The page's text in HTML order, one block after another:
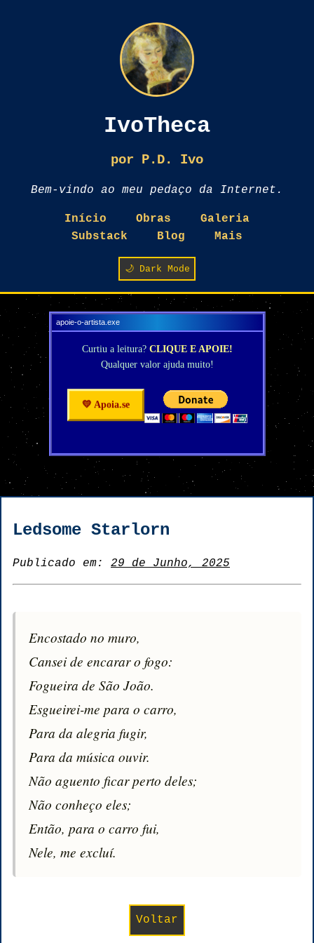
IvoTheca
por P.D. Ivo
Bem-vindo ao meu pedaço da Internet.
Início Obras
Galeria
Substack
Blog Mais
🌙 Dark Mode
apoie-o-artista.exe
Curtiu a leitura? CLIQUE E APOIE!
Qualquer valor ajuda muito!
💛 Apoia.se
Ledsome Starlorn
Publicado em: 29 de Junho, 2025
Encostado no muro,
Cansei de encarar o fogo:
Fogueira de São João.
Esgueirei-me para o carro,
Para da alegria fugir,
Para da música ouvir.
Não aguento ficar perto deles;
Não conheço eles;
Então, para o carro fui,
Nele, me excluí.
Voltar